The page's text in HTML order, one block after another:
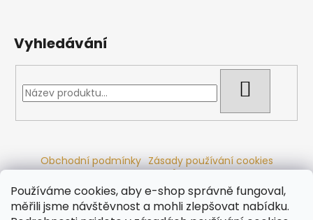
Používáme cookies, aby e-shop správně fungoval,
měřili jsme návštěvnost a mohli zlepšovat nabídku.
Vyhledávání
Obchodní podmínky Zásady používání cookies
Ochrana osobních údajů Dřevěné sauny
Odstoupení od smlouvy Reklamační řád Kontakty
Koupací sudy
Radiátory